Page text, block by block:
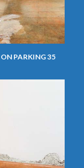
PARKING 35